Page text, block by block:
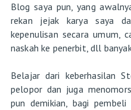
Blog saya pun, yang
rekan jejak karya saya
kepenulisan secara umum,
naskah ke penerbit, dll
Belajar dari keberhasilan
pelopor dan juga
pun demikian, bagi